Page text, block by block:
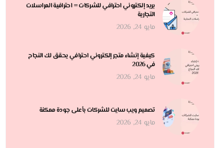
بريد إلكتروني احترافي للشركات = احترافية المراسلات
التجارية
مايو 24, 2026
كيفية إنشاء متجر إلكتروني احترافي يحقق لك النجاح
في 2026
مايو 24, 2026
تصميم ويب سايت للشركات بأعلى جودة ممكنة
مايو 24, 2026